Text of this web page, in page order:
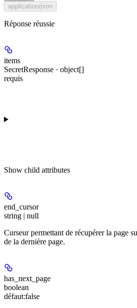
application/json
Réponse réussie
items
SecretResponse · object[]
requis
Show child attributes
end_cursor
string | null
Curseur permettant de récupérer la page
de la dernière page.
has_next_page
boolean
défaut:false